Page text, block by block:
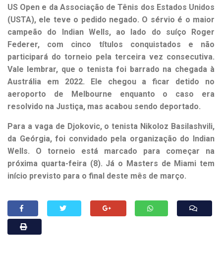
US Open e da Associação de Tênis dos Estados Unidos
(USTA), ele teve o pedido negado. O sérvio é o maior
campeão do Indian Wells, ao lado do suíço Roger
Federer, com cinco títulos conquistados e não
participará do torneio pela terceira vez consecutiva.
Vale lembrar, que o tenista foi barrado na chegada à
Austrália em 2022. Ele chegou a ficar detido no
aeroporto de Melbourne enquanto o caso era
resolvido na Justiça, mas acabou sendo deportado.
Para a vaga de Djokovic, o tenista Nikoloz Basilashvili,
da Geórgia, foi convidado pela organização do Indian
Wells. O torneio está marcado para começar na
próxima quarta-feira (8). Já o Masters de Miami tem
início previsto para o final deste mês de março.